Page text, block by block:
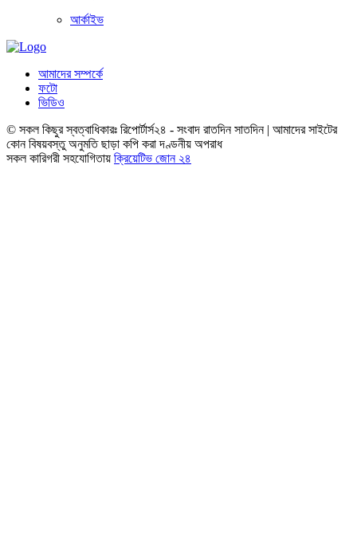
আর্কাইভ
আমাদের সম্পর্কে
ফটো
ভিডিও
© সকল কিছুর স্বত্বাধিকারঃ রিপোর্টার্স২৪ - সংবাদ রাতদিন সাতদিন | আমাদের সাইটের
কোন বিষয়বস্তু অনুমতি ছাড়া কপি করা দণ্ডনীয় অপরাধ
সকল কারিগরী সহযোগিতায় ক্রিয়েটিভ জোন ২৪